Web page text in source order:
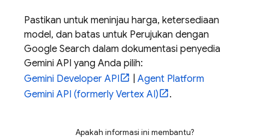
Pastikan untuk meninjau harga, ketersediaan
model, dan batas untuk Perujukan dengan
Google Search dalam dokumentasi penyedia
Gemini API yang Anda pilih:
Gemini Developer API
Agent Platform
Gemini API (formerly Vertex AI)
.
Apakah informasi ini membantu?